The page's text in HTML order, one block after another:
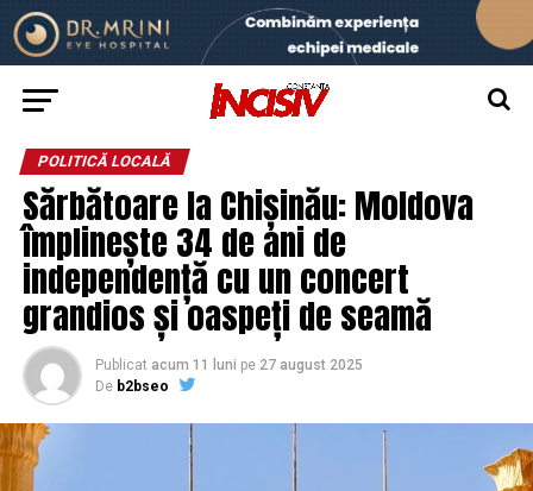
POLITICĂ LOCALĂ
Sărbătoare la Chișinău: Moldova
împlinește 34 de ani de
independență cu un concert
grandios și oaspeți de seamă
Publicat acum 11 luni pe 27 august 2025
De b2bseo